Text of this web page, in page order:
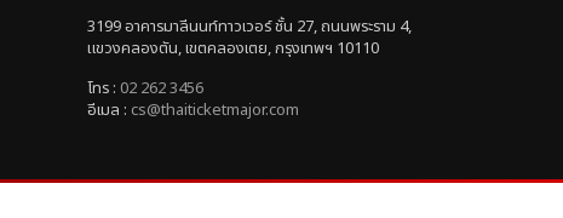
3199 อาคารมาลีนนท์ทาวเวอร์ ชั้น 27, ถนนพระราม 4,
แขวงคลองตัน, เขตคลองเตย, กรุงเทพฯ 10110
โทร : 02 262 3456
อีเมล : cs@thaiticketmajor.com